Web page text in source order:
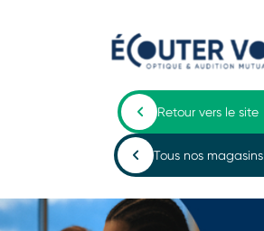
Retour vers le site
Tous nos magasins